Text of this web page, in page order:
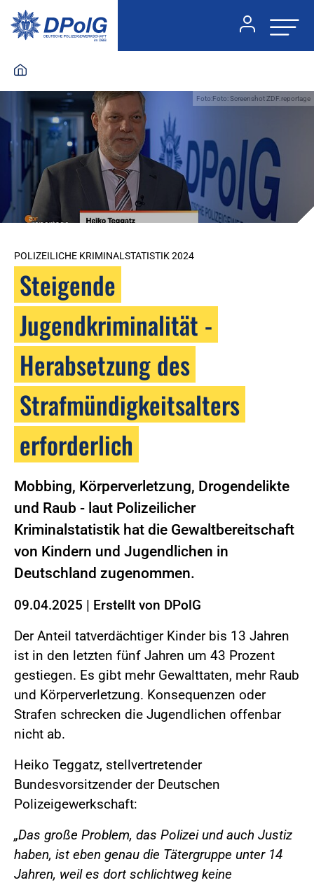
Foto:Foto: Screenshot ZDF.reportage
POLIZEILICHE KRIMINALSTATISTIK 2024
Steigende
Jugendkriminalität -
Herabsetzung des
Strafmündigkeitsalters
erforderlich
Mobbing, Körperverletzung, Drogendelikte
und Raub - laut Polizeilicher
Kriminalstatistik hat die Gewaltbereitschaft
von Kindern und Jugendlichen in
Deutschland zugenommen.
09.04.2025 | Erstellt von DPolG
Der Anteil tatverdächtiger Kinder bis 13 Jahren
ist in den letzten fünf Jahren um 43 Prozent
gestiegen. Es gibt mehr Gewalttaten, mehr Raub
und Körperverletzung. Konsequenzen oder
Strafen schrecken die Jugendlichen offenbar
nicht ab.
Heiko Teggatz, stellvertretender
Bundesvorsitzender der Deutschen
Polizeigewerkschaft:
„Das große Problem, das Polizei und auch Justiz
haben, ist eben genau die Tätergruppe unter 14
Jahren, weil es dort schlichtweg keine